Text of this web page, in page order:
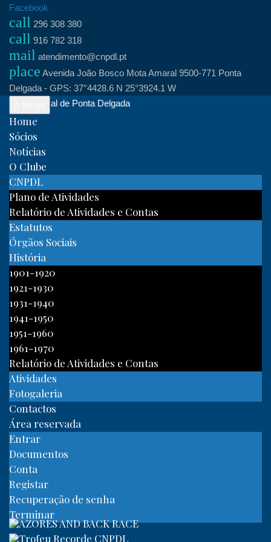
Skip
content
Facebook
call 296 308 380
call 916 782 318
mail atendimento@cnpdl.pt
place Avenida João Bosco Mota Amaral 9500-771 Ponta
Delgada - GPS: 37°4428.6 N 25°3924.1 W
Clube Naval de Ponta Delgada
Home
Sócios
Notícias
O Clube
CNPDL
Plano de Atividades
Relatório de Atividades e Contas
Estatutos
Órgãos Sociais
História
1901-1920
1921-1930
1931-1940
1941-1950
1951-1960
1961-1970
Relatório de Atividades e Contas
Atividades
Fotogaleria
Contactos
Área reservada
Entrar
Documentos
Conta
Registar
Recuperação de senha
Terminar